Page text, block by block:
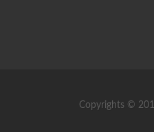
Copyrights ©